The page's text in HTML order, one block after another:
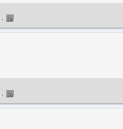
·
·